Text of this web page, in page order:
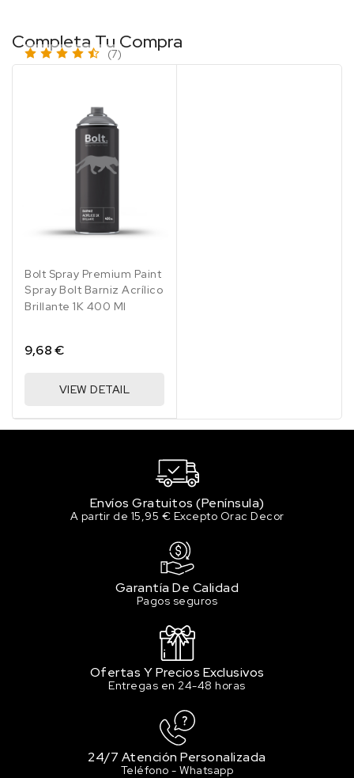
Completa Tu Compra
Bolt Spray Premium Paint
Spray Bolt Barniz Acrílico
Brillante 1K 400 Ml
(7)
9,68 €
VIEW DETAIL
Envíos Gratuitos (Península)
A partir de 15,95 € Excepto Orac Decor
Garantía De Calidad
Pagos seguros
Ofertas Y Precios Exclusivos
Entregas en 24-48 horas
24/7 Atención Personalizada
Teléfono - Whatsapp